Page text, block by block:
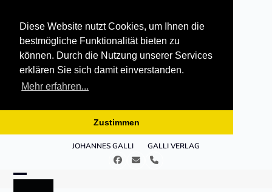
Diese Website nutzt Cookies, um Ihnen die
bestmögliche Funktionalität bieten zu
können. Durch die Nutzung unserer Services
erklären Sie sich damit einverstanden.
Mehr erfahren...
Zustimmen
JOHANNES GALLI GALLI VERLAG
Facebook
E- Telefon